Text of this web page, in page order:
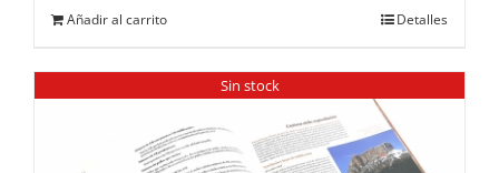
Añadir al carrito Detalles
Sin stock